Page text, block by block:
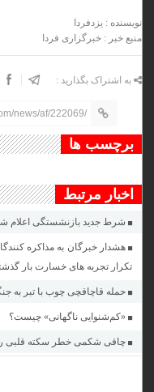
نویسنده : یزدفردا
منبع خبر : خبرگزاری فردا
به اشتراک بگذارید :
news/af/222069/
برچسب ها
اخبار مرتبط
شرط جدید بازنشستگی اعلام شد
هشدار خبرگان به مذاکره
تکرار تجربه های خسارت بار گذشته
حمله قاچاقچی چوب با تبر به
«کم‌شنوایی ناگهانی» چیست؟
چاقی شکمی خطر سکته قلبی را